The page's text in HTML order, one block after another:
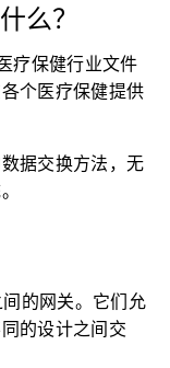
么？
疗保健行业文件
个医疗保健提供
据交换方法，无
的网关。它们允
的设计之间交